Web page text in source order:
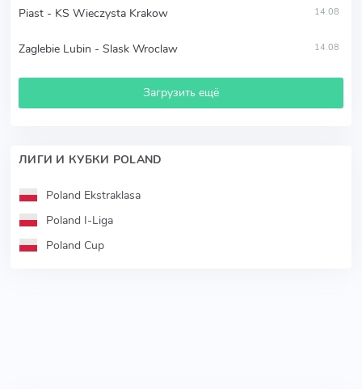
Piast - KS Wieczysta Krakow 14.08
Zaglebie Lubin - Slask Wroclaw 14.08
Загрузить ещё
ЛИГИ И КУБКИ POLAND
Poland Ekstraklasa
Poland I-Liga
Poland Cup